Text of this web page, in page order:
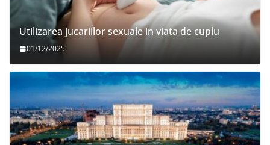
Utilizarea jucariilor sexuale in viata de cuplu
01/12/2025